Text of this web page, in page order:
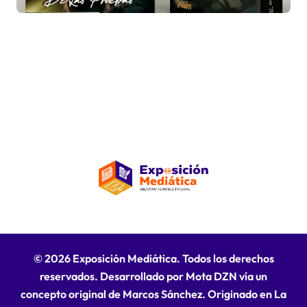
la adversidad
© 2026 Exposición Mediática. Todos los derechos
reservados. Desarrollado por Mota DZN vía un
concepto original de Marcos Sánchez. Originado en La